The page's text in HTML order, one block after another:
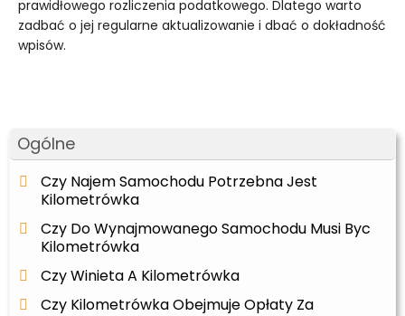
Ogólne
Czy Najem Samochodu Potrzebna Jest
Kilometrówka
Czy Do Wynajmowanego Samochodu Musi Byc
Kilometrówka
Czy Winieta A Kilometrówka
Czy Kilometrówka Obejmuje Opłaty Za
prawidłowego rozliczenia podatkowego. Dlatego warto
zadbać o jej regularne aktualizowanie i dbać o dokładność
wpisów.